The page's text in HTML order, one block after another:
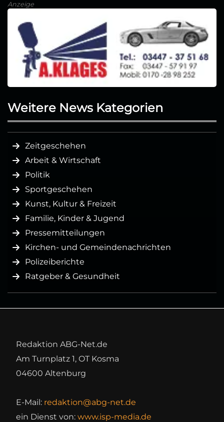
Anzeige
Weitere News Kategorien
Zeitgeschehen
Arbeit & Wirtschaft
Politik
Sportgeschehen
Kunst, Kultur & Freizeit
Familie, Kinder & Jugend
Pressemitteilungen
Kirchen- und Gemeindenachrichten
Polizeiberichte
Ratgeber & Gesundheit
Redaktion ABG-Net.de
Am Turnplatz 1, OT Kosma
04600 Altenburg
E-Mail: redaktion@abg-net.de
ein Dienst von: www.isp-media.de